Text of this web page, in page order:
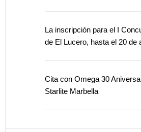
La inscripción para el I
de El Lucero, hasta el 20 de
Cita con Omega 30
Starlite Marbella